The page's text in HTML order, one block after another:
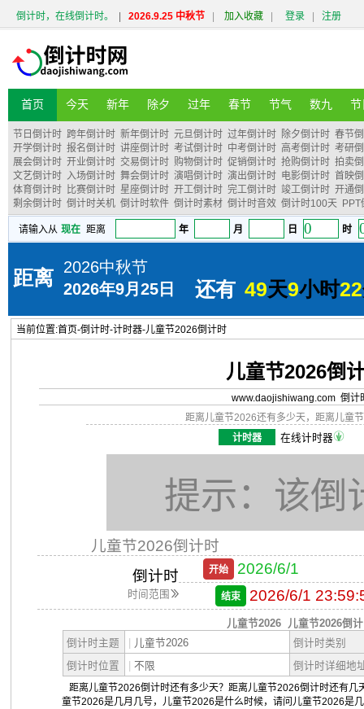
倒计时，在线倒计时。 2026.9.25 中秋节 加入收藏 登录 注册
首页 今天 新年 除夕 过年 春节 节气 数九 节
节日倒计时 跨年倒计时 新年倒计时 元旦倒计时 过年倒计时 除夕倒计时 春节
开学倒计时 报名倒计时 讲座倒计时 考试倒计时 中考倒计时 高考倒计时 考研
展会倒计时 开业倒计时 交易倒计时 购物倒计时 促销倒计时 抢购倒计时 拍卖
文艺倒计时 入场倒计时 舞会倒计时 演唱倒计时 演出倒计时 电影倒计时 首映
体育倒计时 比赛倒计时 星座倒计时 开工倒计时 完工倒计时 竣工倒计时 开通
剩余倒计时 倒计时关机 倒计时软件 倒计时素材 倒计时音效 倒计时100天 PPT
当前位置:首页-倒计时-计时器-儿童节2026倒计时
儿童节2026倒
www.daojishiwang.com 倒计
距离儿童节2026还有多少天，距离儿童
计时器
在线计时器
提示：该倒
儿童节2026倒计时
倒计时
时间范围
开始 2026/6/1
结束 2026/6/1
儿童节2026
儿童节2026倒
倒计时主题
儿童节2026
倒计时类别
倒计时位置
不限
倒计时详细地
距离儿童节2026倒计时还有多少天？距离儿童节2026倒计时还有
童节2026是几月几号，儿童节2026是什么时候，请问儿童节2026是